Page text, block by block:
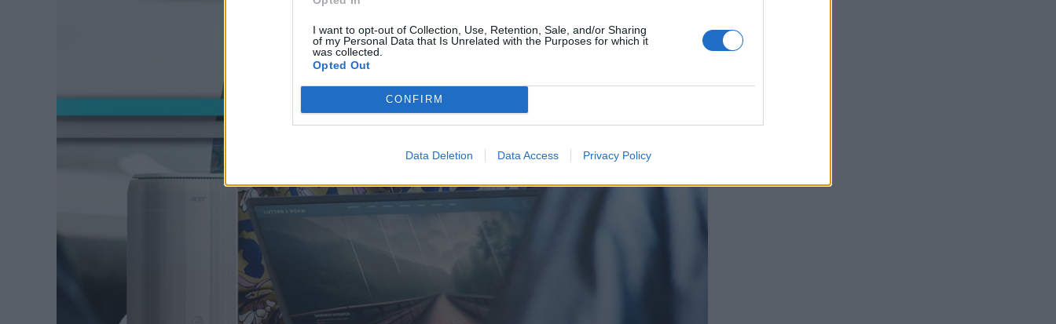
I want to opt-out of Collection, Use, Retention, Sale, and/or Sharing
of my Personal Data that Is Unrelated with the Purposes for which it
was collected.
Opted Out
CONFIRM
Data Deletion Data Access Privacy Policy